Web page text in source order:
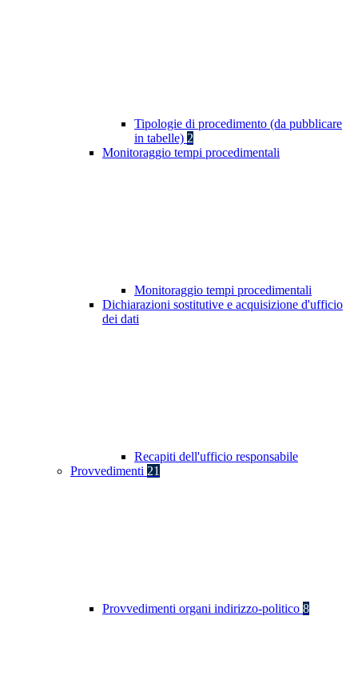
Tipologie di procedimento (da pubblicare
in tabelle) 2
Monitoraggio tempi procedimentali
Monitoraggio tempi procedimentali
Dichiarazioni sostitutive e acquisizione d'ufficio
dei dati
Recapiti dell'ufficio responsabile
Provvedimenti 21
Provvedimenti organi indirizzo-politico 8